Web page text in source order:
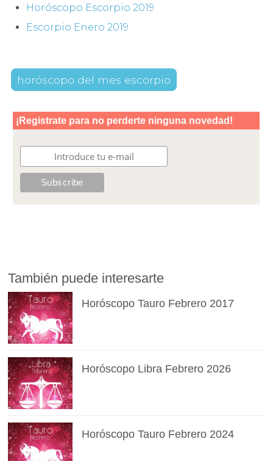
Horóscopo Escorpio 2019
Escorpio Enero 2019
horóscopo del mes escorpio
También puede interesarte
Horóscopo Tauro Febrero 2017
Horóscopo Libra Febrero 2026
Horóscopo Tauro Febrero 2024